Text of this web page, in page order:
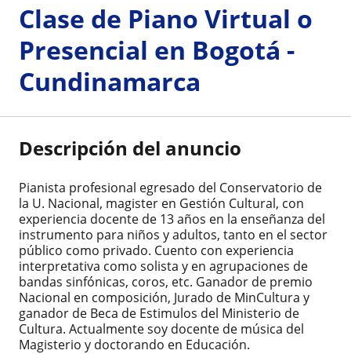
Clase de Piano Virtual o
Presencial en Bogotá -
Cundinamarca
Descripción del anuncio
Pianista profesional egresado del Conservatorio de
la U. Nacional, magister en Gestión Cultural, con
experiencia docente de 13 años en la enseñanza del
instrumento para niños y adultos, tanto en el sector
público como privado. Cuento con experiencia
interpretativa como solista y en agrupaciones de
bandas sinfónicas, coros, etc. Ganador de premio
Nacional en composición, Jurado de MinCultura y
ganador de Beca de Estimulos del Ministerio de
Cultura. Actualmente soy docente de música del
Magisterio y doctorando en Educación.